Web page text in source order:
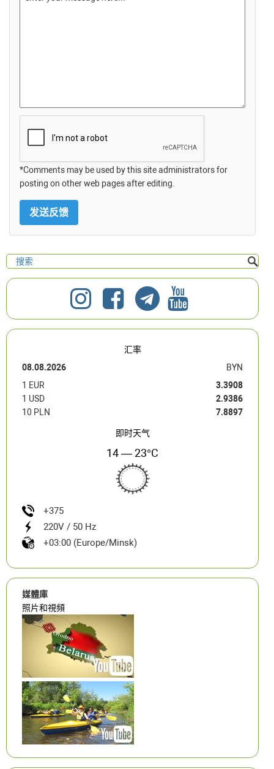
*Comments may be used by this site administrators for
posting on other web pages after editing.
汇率
08.08.2026
BYN
1 EUR
3.3908
1 USD
2.9386
10 PLN
7.8897
即时天气
14 — 23°C
+375
220V / 50 Hz
+03:00 (Europe/Minsk)
媒體庫
照片和視頻